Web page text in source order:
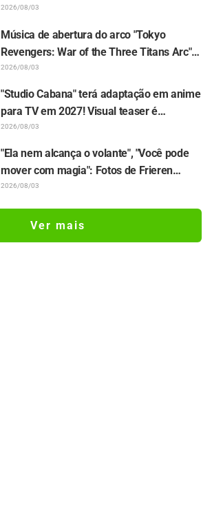
Momo Akogare no Yume e Magokoro no
Duo" tem estreia confirmada para 13 de
novembro! Revelados o elenco com
Kurumi Haruki, o visual principal e o
2026/08/03
Música de abertura do arco "Tokyo
Revengers: War of the Three Titans Arc"
será "IGNITE", do grupo JO1! Comentários
dos integrantes também são revelados
2026/08/03
"Studio Cabana" terá adaptação em anime
para TV em 2027! Visual teaser é
revelado, e Sayumi Suzushiro continuará
no papel de Yukari Maki após o PV do
2026/08/03
"Ela nem alcança o volante", "Você pode
mover com magia": Fotos de Frieren
sentada em um trator deixam fãs caindo
Jornada Para o Além"
2026/08/03
Ver mais